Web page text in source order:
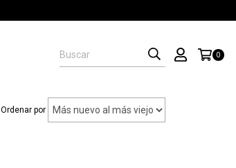
0
Ordenar por